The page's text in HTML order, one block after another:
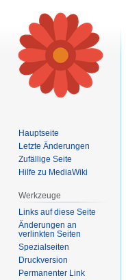
Hauptseite
Letzte Änderungen
Zufällige Seite
Hilfe zu MediaWiki
Werkzeuge
Links auf diese Seite
Änderungen an
verlinkten Seiten
Spezialseiten
Druckversion
Permanenter Link